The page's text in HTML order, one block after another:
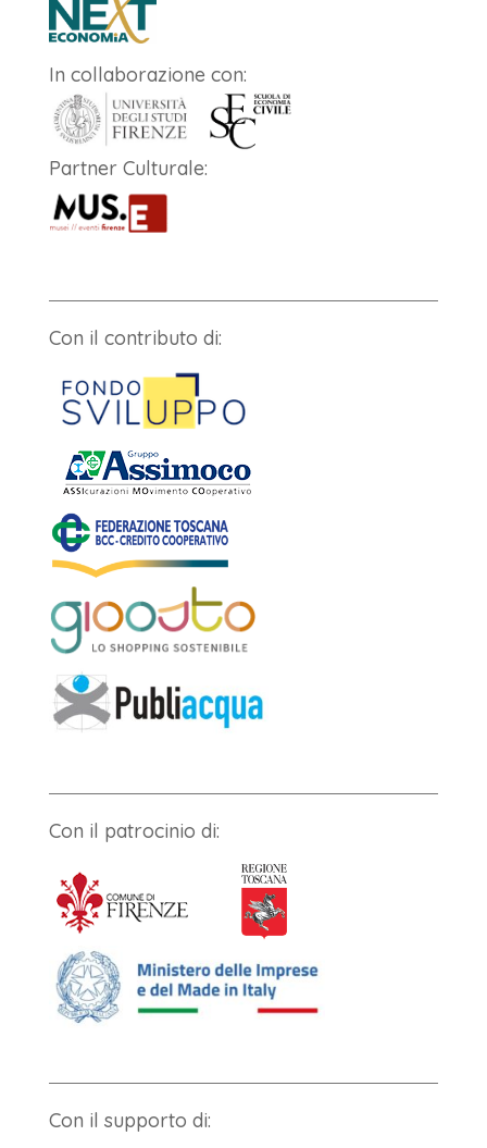
In collaborazione con:
Partner Culturale:
Con il contributo di:
Con il patrocinio di:
Con il supporto di: